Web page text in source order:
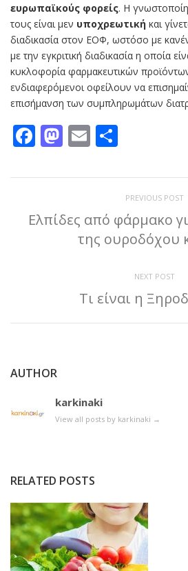
ευρωπαϊκούς φορείς. Η
τους είναι μεν υποχρεωτική και
διαδικασία στον ΕΟΦ, ωστόσο με
με την εγκριτική διαδικασία η οποία
κυκλοφορία φαρμακευτικών
ενδιαφερόμενοι οφείλουν να
επισήμανση των συμπληρωμάτων
Facebook
Mastodon
Email
PREVIOUS POST
Ελπίδες από φάρμακο
της ουροδόχου
NEXT POST
Τι είναι η
AUTHOR
karkinaki
View all posts by karkinaki →
RELATED POSTS